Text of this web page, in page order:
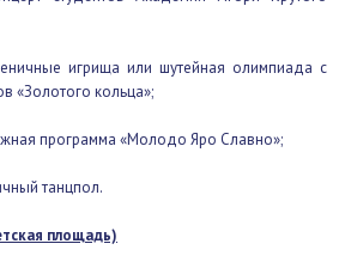
игрища или шутейная олимпиада с
«Золотого кольца»;
программа «Молодо Яро Славно»;
танцпол.
площадь)